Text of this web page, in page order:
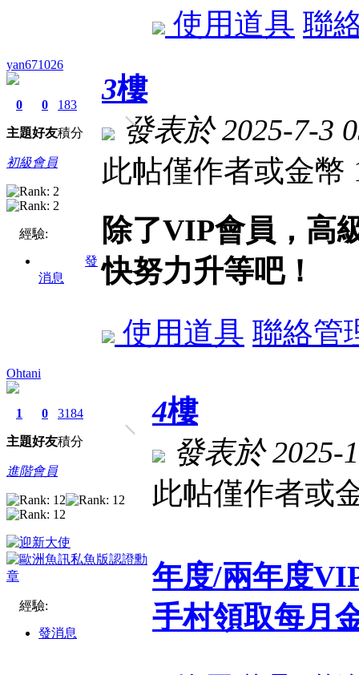
使用道具 聯
yan671026
0
主題
0
好友
183
積分
初級會員
經驗:
發
消息
3樓
發表於 2025-7-3
此帖僅作者或金幣
除了VIP會員，高
快努力升等吧！
使用道具 聯絡管
Ohtani
1
主題
0
好友
3184
積分
進階會員
經驗:
發消息
4樓
發表於 2025-
此帖僅作者或
年度/兩年度
手村領取每月